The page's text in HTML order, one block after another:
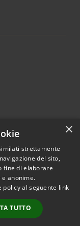
© 2026 • Comune di
• Powered by
•
Accesso
redazione
×
strettamente
del sito,
fine di elaborare
anonime.
al seguente link
TUTTO